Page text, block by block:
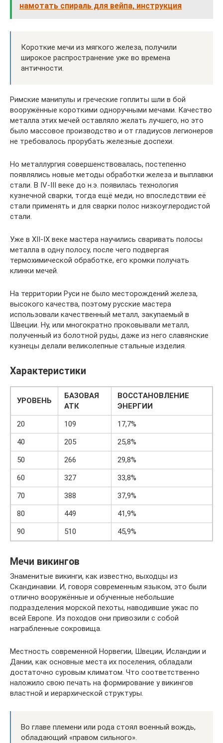
намотать спираль для вейпа, инструкция
Короткие мечи из мягкого железа, получили
широкое распространение уже во времена
античности.
Римские манипулы и греческие гоплиты шли в бой
вооружённые короткими одноручными мечами. Качество
металла этих мечей оставляло желать лучшего, но это
было массовое производство и от гладиусов легионеров
не требовалось прорубать железные доспехи.
Но металлургия совершенствовалась, постепенно
появлялись новые методы обработки железа и выплавки
стали. В IV-III веке до н.э. появилась технология
кузнечной сварки, тогда ещё меди, но впоследствии её
стали применять и для сварки полос низкоуглеродистой
стали.
Уже в XII-IX веке мастера научились сваривать полосы
металла в одну полосу, после чего подвергая
термохимической обработке, его кромки получать
клинки мечей.
На территории Руси не было месторождений железа,
высокого качества, поэтому русские мастера
использовали качественный металл, закупаемый в
Швеции. Ну, или многократно проковывали металл,
полученный из болотной руды, даже из него славянские
кузнецы делали великолепные стальные изделия.
Характеристики
УРОВЕНЬ
БАЗОВАЯ
АТК
ВОССТАНОВЛЕНИЕ
ЭНЕРГИИ
20
109
17,7%
40
205
25,8%
50
266
29,8%
60
327
33,8%
70
388
37,9%
80
449
41,9%
90
510 45,9%
Мечи викингов
Знаменитые викинги, как известно, выходцы из
Скандинавии. И, говоря современным языком, это были
отлично вооружённые и обученные небольшие
подразделения морской пехоты, наводившие ужас по
всей Европе. Из походов они привозили с собой
награбленные сокровища.
Местность современной Норвегии, Швеции, Исландии и
Дании, как основные места их поселения, обладали
достаточно суровым климатом. Что соответственно
наложило свою печать на формирование у викингов
властной и иерархической структуры.
Во главе племени или рода стоял военный вождь,
обладающий «правом сильного».